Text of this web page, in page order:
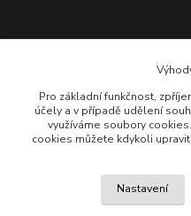
Pro základní funkčnost,
účely a v případě udělení
využíváme soubory
cookies můžete kdykoli
Nastavení